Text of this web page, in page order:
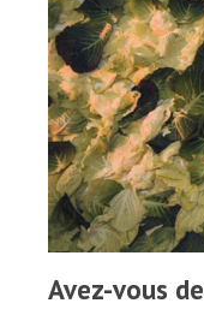
Avez-vous